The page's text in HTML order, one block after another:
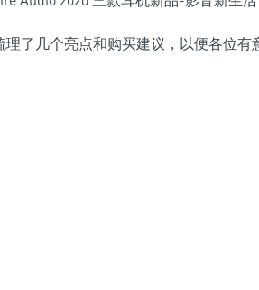
了几个亮点和购买建议，以便各位有